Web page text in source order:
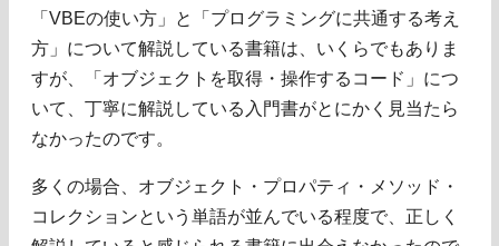
「VBEの使い方」と「プログラミングに共通する考え
方」について解説している書籍は、いくらでもありま
すが、「オブジェクトを取得・操作するコード」につ
いて、丁寧に解説している入門書がとにかく見当たら
なかったのです。
多くの場合、オブジェクト・プロパティ・メソッド・
コレクションという単語が並んでいる程度で、正しく